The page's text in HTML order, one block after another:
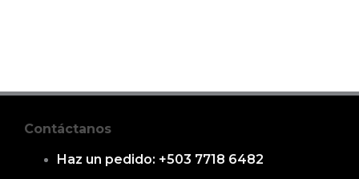
Contáctanos
Haz un pedido: +503 7718 6482